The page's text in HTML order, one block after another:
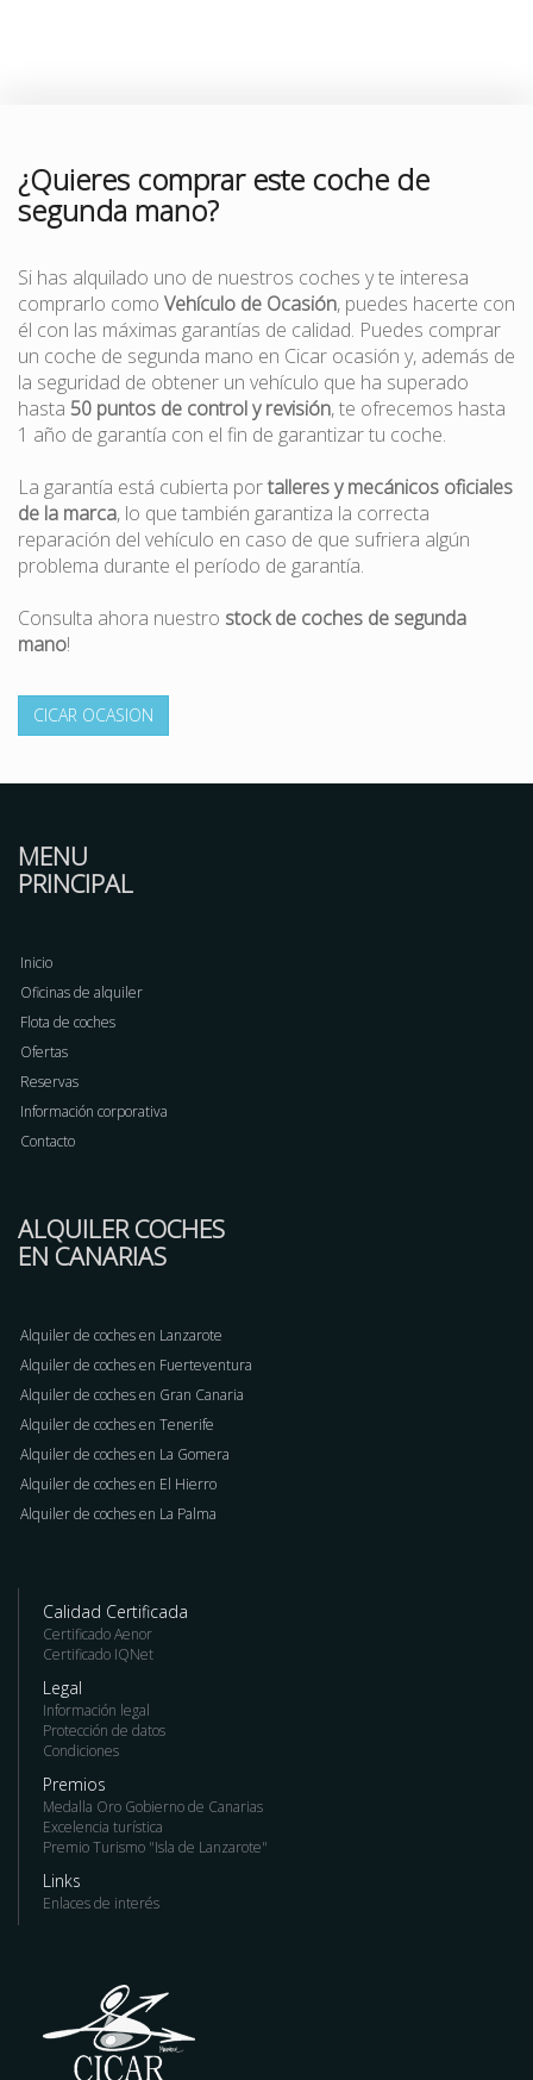
¿Quieres comprar este coche de
segunda mano?
Si has alquilado uno de nuestros coches y te interesa
comprarlo como Vehículo de Ocasión, puedes hacerte con
él con las máximas garantías de calidad. Puedes comprar
un coche de segunda mano en Cicar ocasión y, además de
la seguridad de obtener un vehículo que ha superado
hasta 50 puntos de control y revisión, te ofrecemos hasta
1 año de garantía con el fin de garantizar tu coche.
La garantía está cubierta portalleres y mecánicos oficiales
de la marca, lo que también garantiza la correcta
reparación del vehículo en caso de que sufriera algún
problema durante el período de garantía.
Consulta ahora nuestro stock de coches de segunda
mano!
CICAR OCASION
MENU
PRINCIPAL
Inicio
Oficinas de alquiler
Flota de coches
Ofertas
Reservas
Información corporativa
Contacto
ALQUILER COCHES
EN CANARIAS
Alquiler de coches en Lanzarote
Alquiler de coches en Fuerteventura
Alquiler de coches en Gran Canaria
Alquiler de coches en Tenerife
Alquiler de coches en La Gomera
Alquiler de coches en El Hierro
Alquiler de coches en La Palma
Calidad Certificada
Certificado Aenor
Certificado IQNet
Legal
Información legal
Protección de datos
Condiciones
Premios
Medalla Oro Gobierno de Canarias
Excelencia turística
Premio Turismo "Isla de Lanzarote"
Links
Enlaces de interés